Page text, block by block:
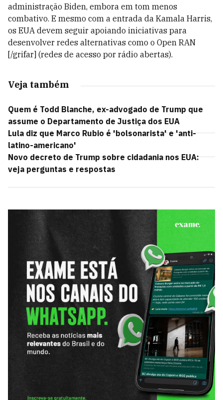
administração Biden, embora em tom menos
combativo. E mesmo com a entrada da Kamala Harris,
os EUA devem seguir apoiando iniciativas para
desenvolver redes alternativas como o Open RAN
[/grifar] (redes de acesso por rádio abertas).
Veja também
Quem é Todd Blanche, ex-advogado de Trump que
assume o Departamento de Justiça dos EUA
Lula diz que Marco Rubio é 'bolsonarista' e 'anti-
latino-americano'
Novo decreto de Trump sobre cidadania nos EUA:
veja perguntas e respostas